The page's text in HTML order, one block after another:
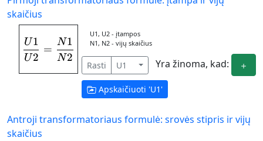
skaičius
\frac{U1}{U2} = \frac{N1}{N2}
U2
U1
=
N2
N1
U1, U2 - įtampos
N1, N2 - vijų skaičius
Rasti U1 Yra žinoma, kad:
Apskaičiuoti 'U1 '
Antroji transformatoriaus formulė: srovės stipris ir vijų
skaičius